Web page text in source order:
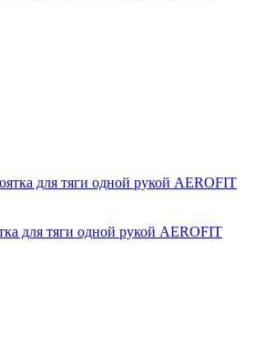
для тяги одной рукой AEROFIT